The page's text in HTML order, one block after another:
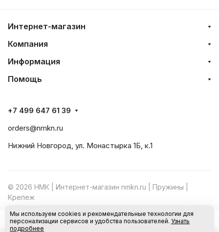
В корзину
Интернет-магазин
Компания
Информация
Помощь
+7 499 647 61 39
orders@nmkn.ru
Нижний Новгород, ул. Монастырка 1Б, к.1
© 2026 НМК | Интернет-магазин nmkn.ru | Пружины |
Крепеж
Конфиденциальность Оферта
Мы используем cookies и рекомендательные технологии для
персонализации сервисов и удобства пользователей. Узнать
подробнее